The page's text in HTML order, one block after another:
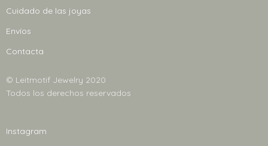
Cuidado de las joyas
Envíos
Contacta
© Leitmotif Jewelry 2020
Todos los derechos reservados
Instagram